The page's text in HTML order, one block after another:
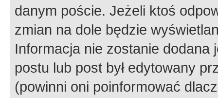
danym poście. Jeżeli ktoś
zmian na dole będzie
Informacja nie zostanie dodana
postu lub post był edytowany
(powinni oni poinformować